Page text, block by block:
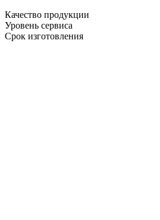
Качество продукции
Уровень сервиса
Срок изготовления